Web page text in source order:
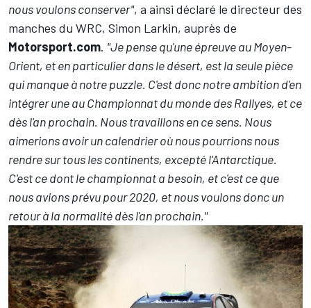
nous voulons conserver", a ainsi déclaré le directeur des
manches du WRC, Simon Larkin, auprès de
Motorsport.com. "Je pense qu'une épreuve au Moyen-
Orient, et en particulier dans le désert, est la seule pièce
qui manque à notre puzzle. C'est donc notre ambition d'en
intégrer une au Championnat du monde des Rallyes, et ce
dès l'an prochain. Nous travaillons en ce sens. Nous
aimerions avoir un calendrier où nous pourrions nous
rendre sur tous les continents, excepté l'Antarctique.
C'est ce dont le championnat a besoin, et c'est ce que
nous avions prévu pour 2020, et nous voulons donc un
retour à la normalité dès l'an prochain."